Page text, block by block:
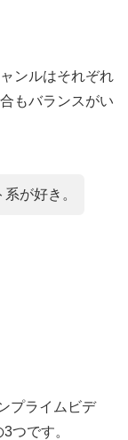
ンルはそれぞれ
もバランスがい
が好き。
プライムビデ
つです。